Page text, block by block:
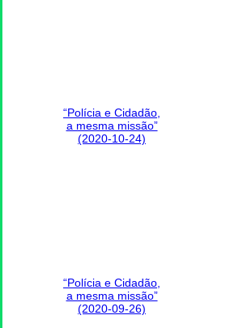
“Polícia e Cidadão,
a mesma missão”
(2020-10-24)
“Polícia e Cidadão,
a mesma missão”
(2020-09-26)